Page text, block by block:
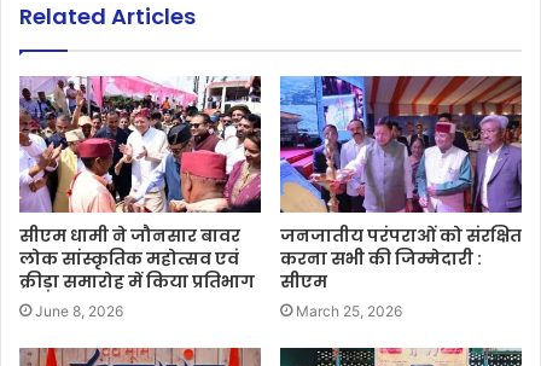
Related Articles
सीएम धामी ने जौनसार बावर
लोक सांस्कृतिक महोत्सव एवं
क्रीड़ा समारोह में किया प्रतिभाग
June 8, 2026
जनजातीय परंपराओं को संरक्षित
करना सभी की जिम्मेदारी :
सीएम
March 25, 2026